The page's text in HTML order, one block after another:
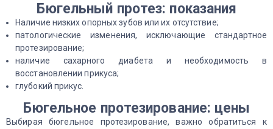
Бюгельный протез: показания
Наличие низких опорных зубов или их отсутствие;
патологические изменения, исключающие стандартное
протезирование;
наличие сахарного диабета и необходимость в
восстановлении прикуса;
глубокий прикус.
Бюгельное протезирование: цены
Выбирая бюгельное протезирование, важно обратиться к